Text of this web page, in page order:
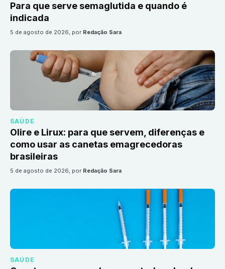
Para que serve semaglutida e quando é
indicada
5 de agosto de 2026, por Redação Sara
SAÚDE
Olire e Lirux: para que servem, diferenças e
como usar as canetas emagrecedoras
brasileiras
5 de agosto de 2026, por Redação Sara
SAÚDE